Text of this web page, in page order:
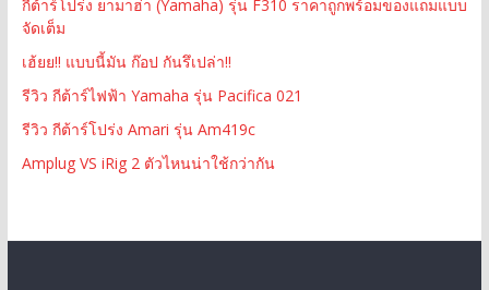
กีต้าร์โปร่ง ยามาฮ่า (Yamaha) รุ่น F310 ราคาถูกพร้อมของแถมแบบ
จัดเต็ม
เฮ้ยย!! แบบนี้มัน ก๊อป กันรึเปล่า!!
รีวิว กีต้าร์ไฟฟ้า Yamaha รุ่น Pacifica 021
รีวิว กีต้าร์โปร่ง Amari รุ่น Am419c
Amplug VS iRig 2 ตัวไหนน่าใช้กว่ากัน